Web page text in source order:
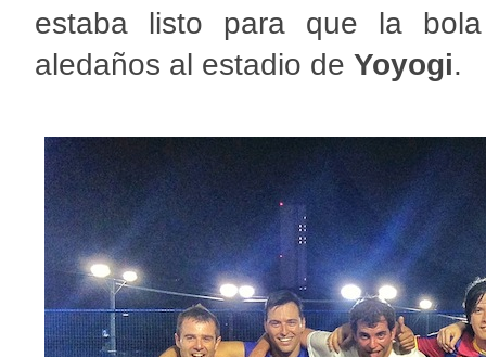
estaba listo para que la
aledaños al estadio de Yoyogi.